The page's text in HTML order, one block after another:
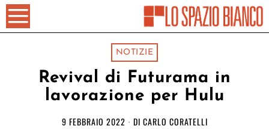
NOTIZIE
Revival di Futurama in
lavorazione per Hulu
9 FEBBRAIO 2022 DI CARLO CORATELLI